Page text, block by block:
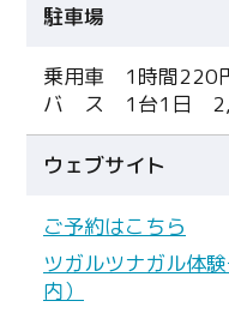
駐車場
乗用車 1時間
バ ス 1台1日
ウェブサイト
ご予約はこちら
ツガルツナガル体
内）